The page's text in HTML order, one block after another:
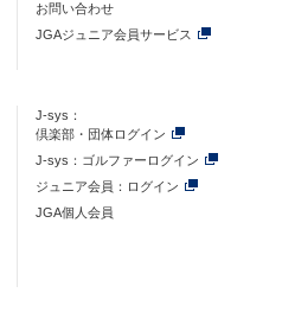
お問い合わせ
JGAジュニア会員サービス
J-sys：
倶楽部・団体ログイン
J-sys：ゴルファーログイン
ジュニア会員：ログイン
JGA個人会員